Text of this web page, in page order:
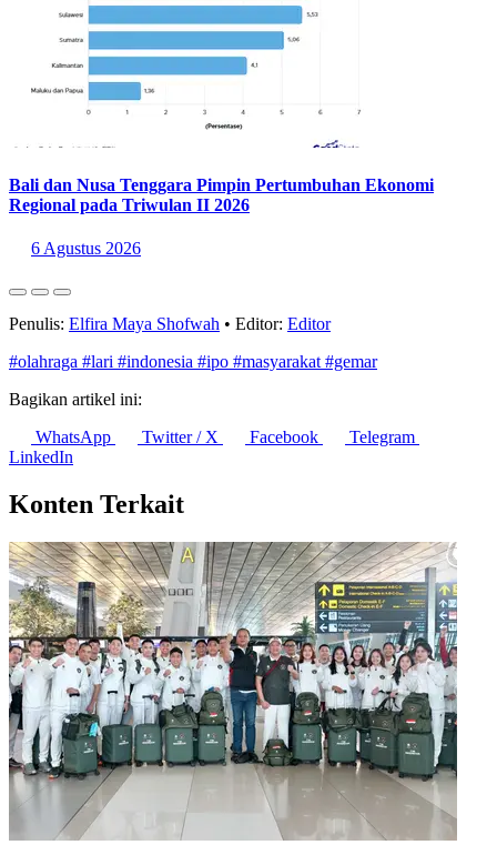
Bali dan Nusa Tenggara Pimpin Pertumbuhan Ekonomi
Regional pada Triwulan II 2026
6 Agustus 2026
Penulis: Elfira Maya Shofwah • Editor: Editor
#olahraga #lari #indonesia #ipo #masyarakat#gemar
Bagikan artikel ini:
WhatsApp
Twitter / X Facebook
Telegram
LinkedIn
Konten Terkait